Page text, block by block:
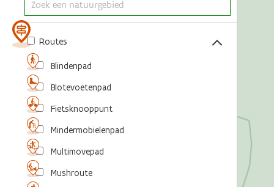
Routes
Blindenpad
Blotevoetenpad
Fietsknooppunt
Mindermobielenpad
Multimovepad
Mushroute